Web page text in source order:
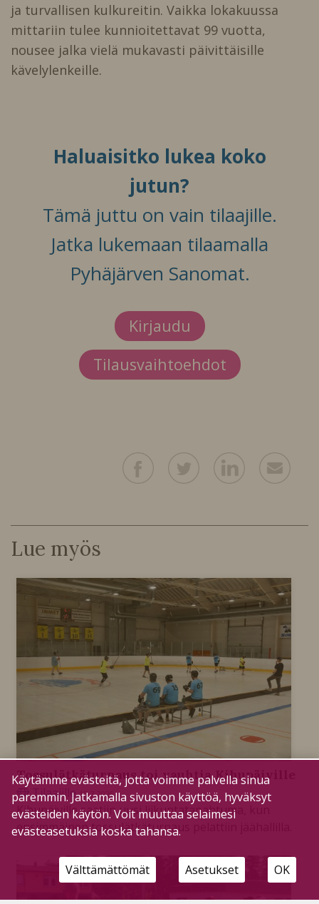
ja turvallisen kulkureitin. Vaikka lokakuussa
mittariin tulee kunnioitettavat 99 vuotta,
nousee jalka vielä mukavasti päivittäisille
kävelylenkeille.
Haluaisitko lukea koko
jutun?
Tämä juttu on vain tilaajille.
Jatka lukemaan tilaamalla
Pyhäjärven Sanomat.
Kirjaudu
Tilausvaihtoehdot
Lue myös
Tossulätkäturnaus toi vauhtia Kihupäiville
Tilaajille 13.7.2026
Kihupäiville saatiin uusi liikuntatapahtuma, kun
ensimmäinen tossulätkäturnaus pelattiin jäähallilla.
Käytämme evästeitä, jotta voimme palvella sinua
paremmin. Jatkamalla sivuston käyttöä, hyväksyt
evästeiden käytön. Voit muuttaa selaimesi
evästeasetuksia koska tahansa.
Välttämättömät Asetukset OK